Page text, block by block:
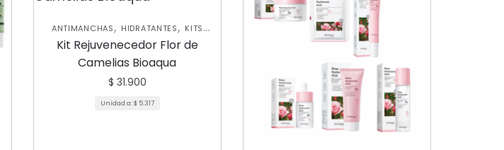
ANTIMANCHAS, HIDRATANTES, KITS
PROMO SKIN CARE,SKIN CARE FACIAL
Kit Rejuvenecedor Flor de
Camelias Bioaqua
$ 31.900
Unidad a:$ 5.317